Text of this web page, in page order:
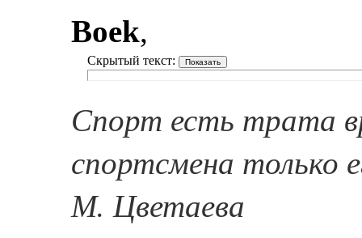
Boek,
Скрытый текст:
Спорт есть трата
спортсмена только
М. Цветаева